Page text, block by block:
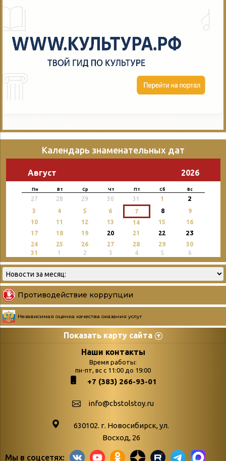
Календарь знаменательных дат
Август 2026
Пн Вт Ср Чт Пт Сб Вс
27 28 29 30 31 1 2
3 4 5 6 7 8
9
10
11 12 13 14 15
16
17
18 19 20 21 22 23
24 25 26 27 28 29
30
31
1 2 3 4 5 6
Противодействие коррупции
Независимая оценка качества оказания услуг
Показать карту сайта
Страницы
podvedenie-itogov-festivalya-
paskhalnaya-palitra
поступлений
Война. Народ.
Наши контакты
Время работы:
пн-пт, вс с 11:00 до 19:00
+7 (383) 266-93-01
info@cbstolstoy.ru
630102. г. Новосибирск, ул.
Восход, 26
Мы в соцсетях: